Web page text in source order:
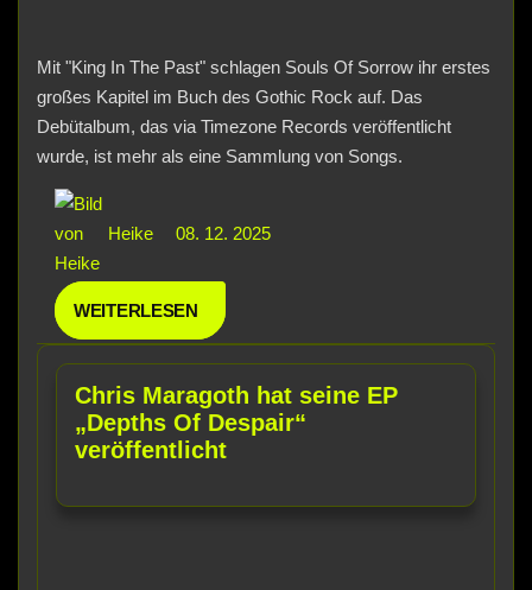
Mit "King In The Past" schlagen Souls Of Sorrow ihr erstes
großes Kapitel im Buch des Gothic Rock auf. Das
Debütalbum, das via Timezone Records veröffentlicht
wurde, ist mehr als eine Sammlung von Songs.
Heike 08. 12. 2025
WEITERLESEN
Chris Maragoth hat seine EP
„Depths Of Despair“
veröffentlicht